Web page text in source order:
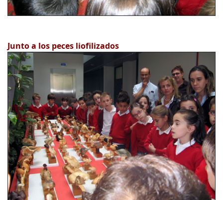
Junto a los peces liofilizados